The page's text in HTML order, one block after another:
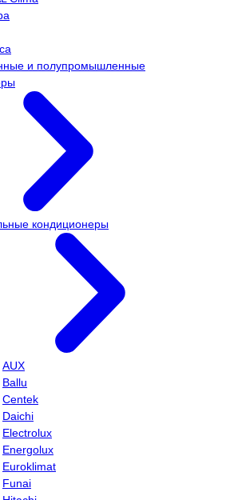
и полупромышленные
кондиционеры
AUX
Ballu
Centek
Daichi
Electrolux
Energolux
Euroklimat
Funai